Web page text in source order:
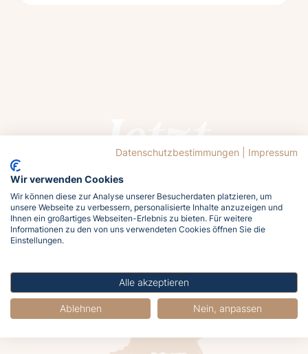
Jetzt
buchen
Lasst euch von der Ostsee rufen!
Meldet euch jetzt an und holt euch das
Meergefühl nach Hause!
Datenschutzbestimmungen Impressum
Wir verwenden Cookies
Wir können diese zur Analyse unserer Besucherdaten platzieren, um
unsere Webseite zu verbessern, personalisierte Inhalte anzuzeigen und
Ihnen ein großartiges Webseiten-Erlebnis zu bieten. Für weitere
Informationen zu den von uns verwendeten Cookies öffnen Sie die
Einstellungen.
Alle akzeptieren
Ablehnen Nein, anpassen